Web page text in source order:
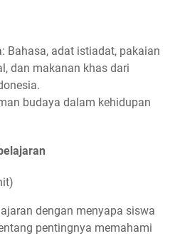
Bahasa, adat istiadat, pakaian
dan makanan khas dari
budaya dalam kehidupan
dengan menyapa siswa
pentingnya memahami